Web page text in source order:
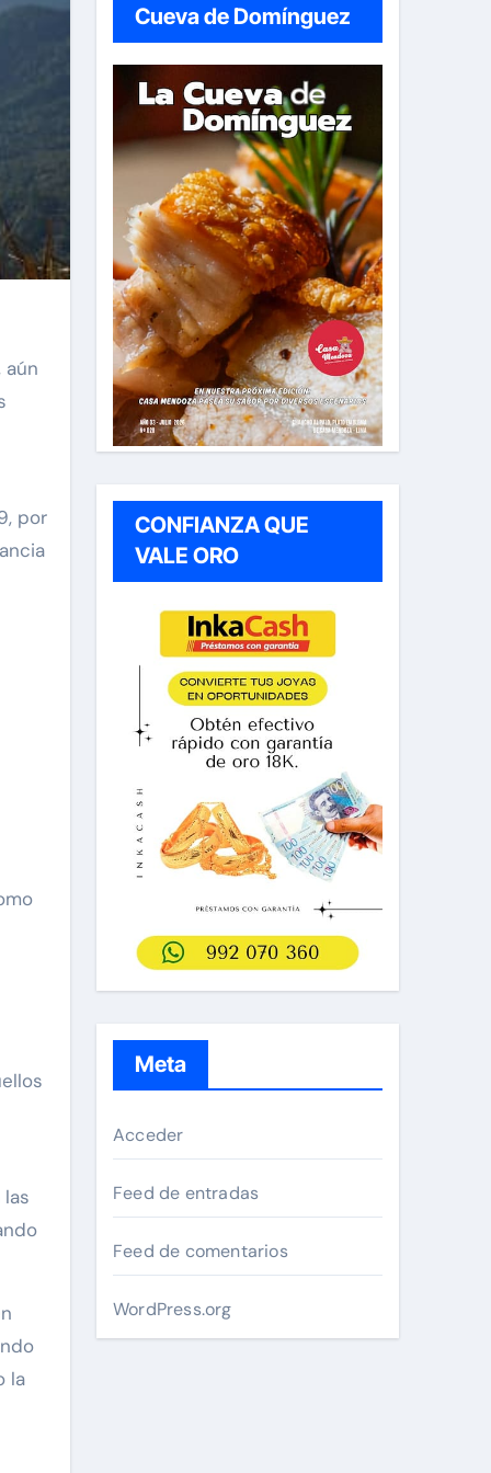
por
la
Cueva de Domínguez
CONFIANZA QUE
VALE ORO
Meta
Acceder
Feed de entradas
Feed de comentarios
WordPress.org